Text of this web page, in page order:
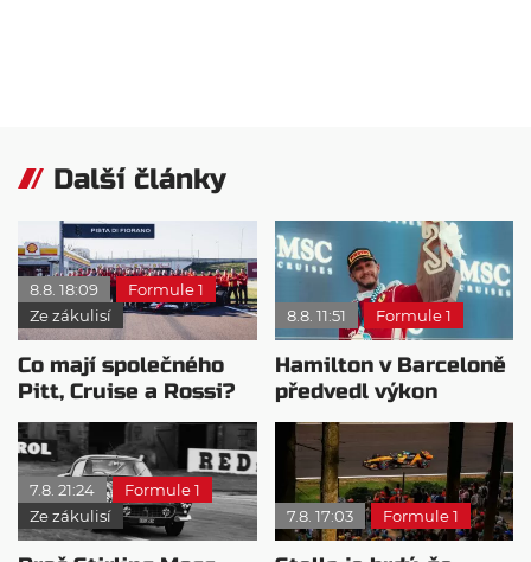
Další články
8.8. 18:09
Formule 1
Ze zákulisí
Co mají společného
Pitt, Cruise a Rossi?
Všichni řídili
monopost F1
8.8. 11:51 Formule 1
Hamilton v Barceloně
předvedl výkon
pravého šampiona
7.8. 21:24
Formule 1
Ze zákulisí
7.8. 17:03 Formule 1